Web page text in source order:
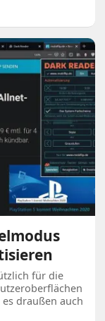
für die
draußen auch